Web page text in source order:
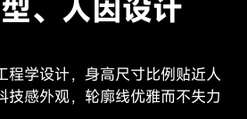
、人因设计
程学设计，身高尺寸比例贴近人
技感外观，轮廓线优雅而不失力